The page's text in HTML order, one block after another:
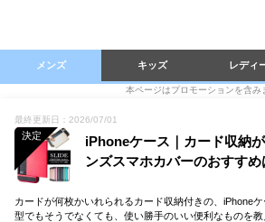
メンズ キッズ レディ
本ページはプロモーションを含み
最終更新日：2026/07/01
決定
iPhoneケース｜カード収納
ンズスマホカバーのおすすめ
カードが何枚かいれられるカード収納付きの、iPhone
型でもそうでなくても、使い勝手のいい便利なものを教